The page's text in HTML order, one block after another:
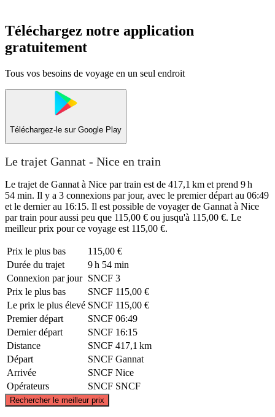
Téléchargez notre application
gratuitement
Tous vos besoins de voyage en un seul endroit
Téléchargez-le sur Google Play
Le trajet Gannat - Nice en train
Le trajet de Gannat à Nice par train est de 417,1 km et prend 9 h
54 min. Il y a 3 connexions par jour, avec le premier départ au 06:49
et le dernier au 16:15. Il est possible de voyager de Gannat à Nice
par train pour aussi peu que 115,00 € ou jusqu'à 115,00 €. Le
meilleur prix pour ce voyage est 115,00 €.
Prix ​​le plus bas
115,00 €
Durée du trajet
9 h 54 min
Connexion par jour SNCF 3
Prix ​​le plus bas
SNCF 115,00 €
Le prix le plus élevé SNCF 115,00 €
Premier départ
SNCF 06:49
Dernier départ
SNCF 16:15
Distance
SNCF 417,1 km
Départ
SNCF Gannat
Arrivée
SNCF Nice
Opérateurs
SNCF SNCF
Rechercher le meilleur prix